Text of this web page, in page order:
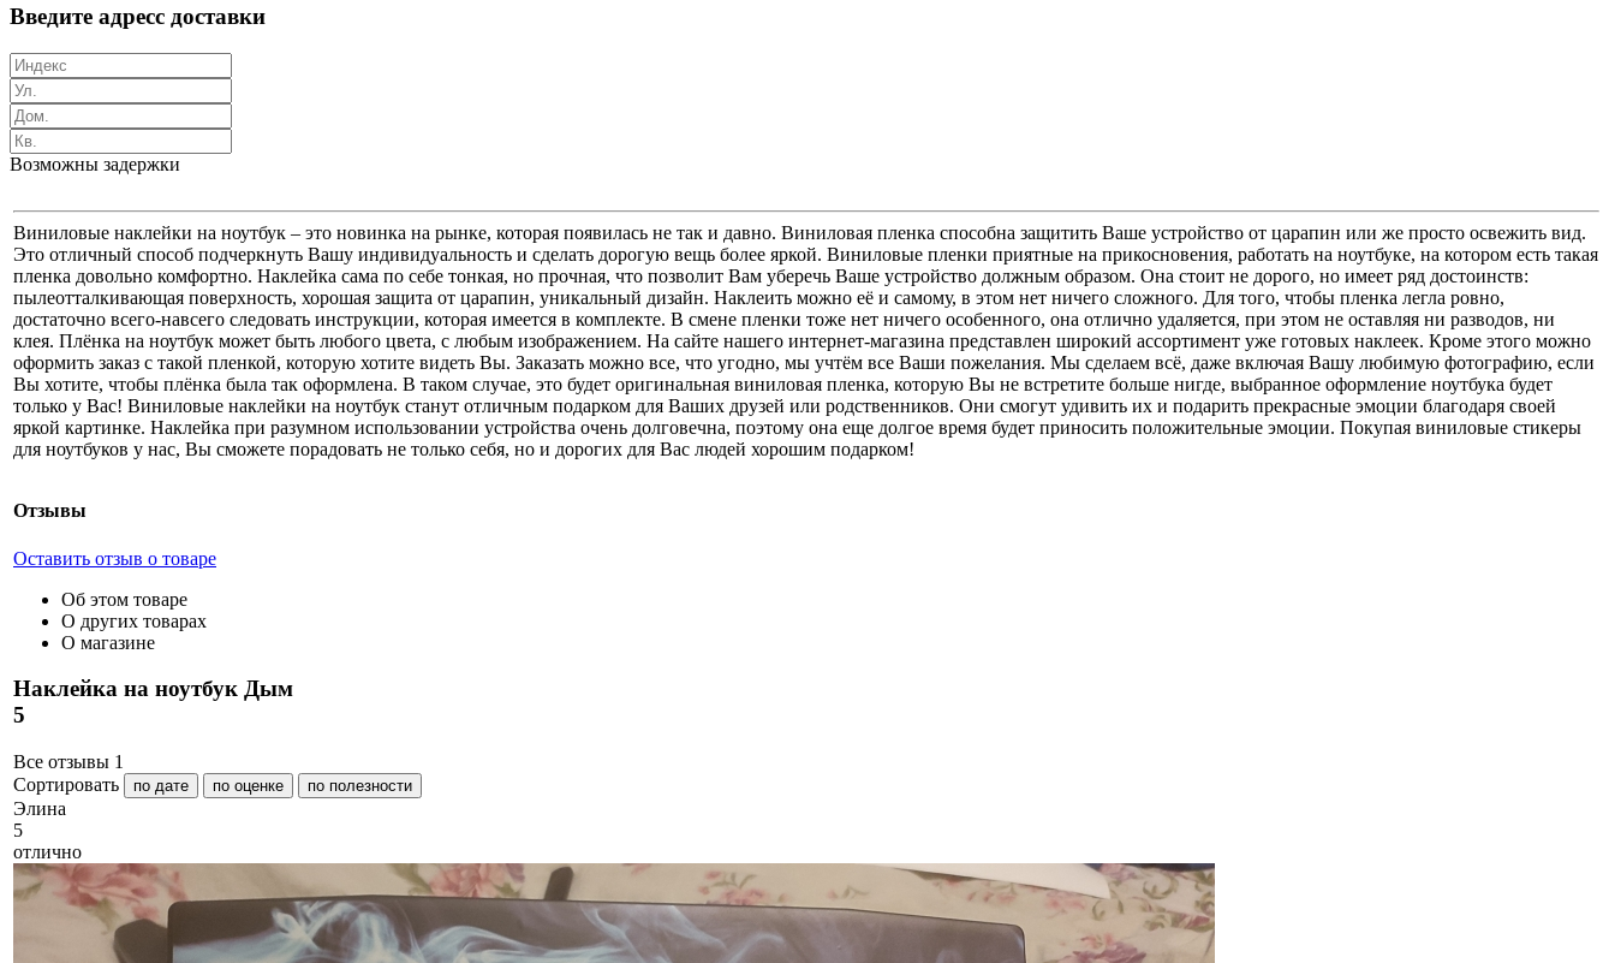
Введите адресс доставки
Возможны задержки
Виниловые наклейки на ноутбук – это новинка на рынке, которая появилась не так и давно. Виниловая пленка способна защитить Ваше устройство от царапин или же просто освежить вид.
Это отличный способ подчеркнуть Вашу индивидуальность и сделать дорогую вещь более яркой. Виниловые пленки приятные на прикосновения, работать на ноутбуке, на котором есть такая
пленка довольно комфортно. Наклейка сама по себе тонкая, но прочная, что позволит Вам уберечь Ваше устройство должным образом. Она стоит не дорого, но имеет ряд достоинств:
пылеотталкивающая поверхность, хорошая защита от царапин, уникальный дизайн. Наклеить можно её и самому, в этом нет ничего сложного. Для того, чтобы пленка легла ровно,
достаточно всего-навсего следовать инструкции, которая имеется в комплекте. В смене пленки тоже нет ничего особенного, она отлично удаляется, при этом не оставляя ни разводов, ни
клея. Плёнка на ноутбук может быть любого цвета, с любым изображением. На сайте нашего интернет-магазина представлен широкий ассортимент уже готовых наклеек. Кроме этого можно
оформить заказ с такой пленкой, которую хотите видеть Вы. Заказать можно все, что угодно, мы учтём все Ваши пожелания. Мы сделаем всё, даже включая Вашу любимую фотографию, если
Вы хотите, чтобы плёнка была так оформлена. В таком случае, это будет оригинальная виниловая пленка, которую Вы не встретите больше нигде, выбранное оформление ноутбука будет
только у Вас! Виниловые наклейки на ноутбук станут отличным подарком для Ваших друзей или родственников. Они смогут удивить их и подарить прекрасные эмоции благодаря своей
яркой картинке. Наклейка при разумном использовании устройства очень долговечна, поэтому она еще долгое время будет приносить положительные эмоции. Покупая виниловые стикеры
для ноутбуков у нас, Вы сможете порадовать не только себя, но и дорогих для Вас людей хорошим подарком!
Отзывы
Оставить отзыв о товаре
Об этом товаре
О других товарах
О магазине
Наклейка на ноутбук Дым
5
Все отзывы 1
Сортировать
по дате по оценке по полезности
Элина
5
отлично